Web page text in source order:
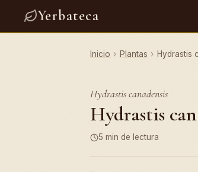
Yerbateca
Inicio › Plantas › Hydrastis
Hydrastis canadensis
Hydrastis
5 min de lectura